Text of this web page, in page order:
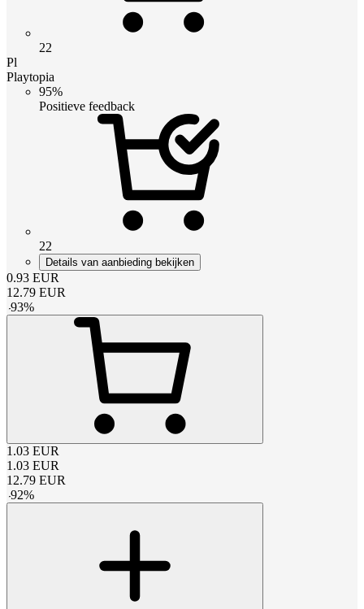
22
Pl
Playtopia
95%
Positieve feedback
22
Details van aanbieding bekijken
0.93 EUR
12.79 EUR
-93%
1.03 EUR
1.03 EUR
12.79 EUR
-92%